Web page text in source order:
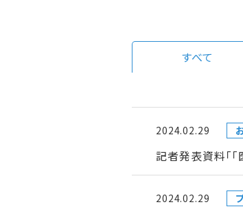
すべて
2024.02.29
記者発表資料「
2024.02.29